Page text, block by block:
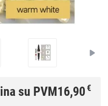
su PVM16,90€